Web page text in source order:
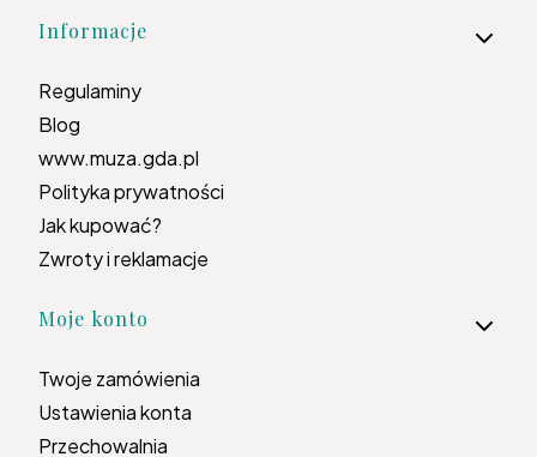
Informacje
Regulaminy
Blog
www.muza.gda.pl
Polityka prywatności
Jak kupować?
Zwroty i reklamacje
Moje konto
Twoje zamówienia
Ustawienia konta
Przechowalnia